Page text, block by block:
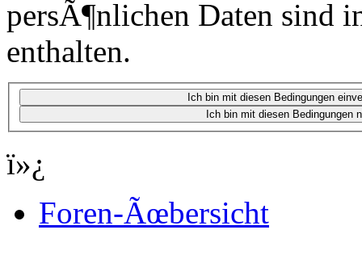
persÃ¶nlichen Daten sind
enthalten.
ï»¿
Foren-Ãœbersicht